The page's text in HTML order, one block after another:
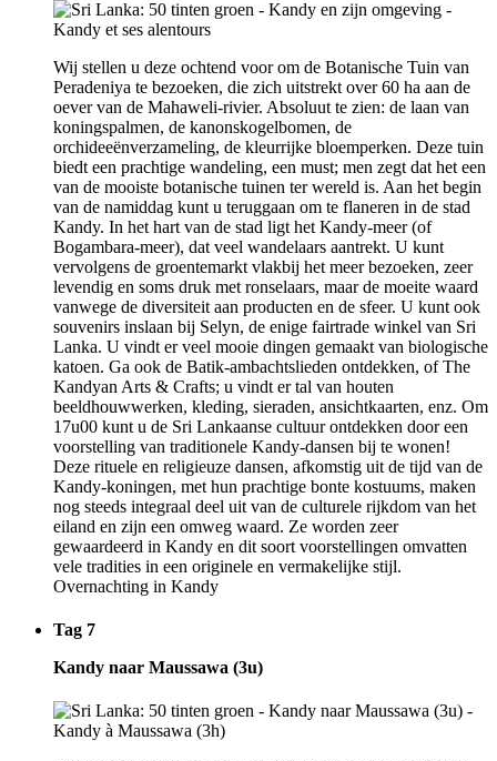
Wij stellen u deze ochtend voor om de Botanische Tuin van
Peradeniya te bezoeken, die zich uitstrekt over 60 ha aan de
oever van de Mahaweli-rivier. Absoluut te zien: de laan van
koningspalmen, de kanonskogelbomen, de
orchideeënverzameling, de kleurrijke bloemperken. Deze tuin
biedt een prachtige wandeling, een must; men zegt dat het een
van de mooiste botanische tuinen ter wereld is. Aan het begin
van de namiddag kunt u teruggaan om te flaneren in de stad
Kandy. In het hart van de stad ligt het Kandy-meer (of
Bogambara-meer), dat veel wandelaars aantrekt. U kunt
vervolgens de groentemarkt vlakbij het meer bezoeken, zeer
levendig en soms druk met ronselaars, maar de moeite waard
vanwege de diversiteit aan producten en de sfeer. U kunt ook
souvenirs inslaan bij Selyn, de enige fairtrade winkel van Sri
Lanka. U vindt er veel mooie dingen gemaakt van biologische
katoen. Ga ook de Batik-ambachtslieden ontdekken, of The
Kandyan Arts & Crafts; u vindt er tal van houten
beeldhouwwerken, kleding, sieraden, ansichtkaarten, enz. Om
17u00 kunt u de Sri Lankaanse cultuur ontdekken door een
voorstelling van traditionele Kandy-dansen bij te wonen!
Deze rituele en religieuze dansen, afkomstig uit de tijd van de
Kandy-koningen, met hun prachtige bonte kostuums, maken
nog steeds integraal deel uit van de culturele rijkdom van het
eiland en zijn een omweg waard. Ze worden zeer
gewaardeerd in Kandy en dit soort voorstellingen omvatten
vele tradities in een originele en vermakelijke stijl.
Overnachting in Kandy
Tag 7
Kandy naar Maussawa (3u)